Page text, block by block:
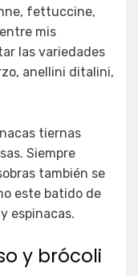
fettuccine,
mis
las variedades
anellini ditalini,
tiernas
Siempre
también se
este batido de
espinacas.
y brócoli